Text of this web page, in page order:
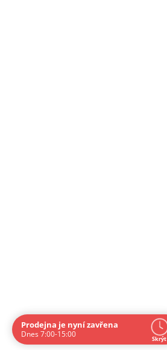
Prodejna je nyní zavřena
Dnes 7:00-15:00
Skrýt
Navštivte nás osobně
Čas